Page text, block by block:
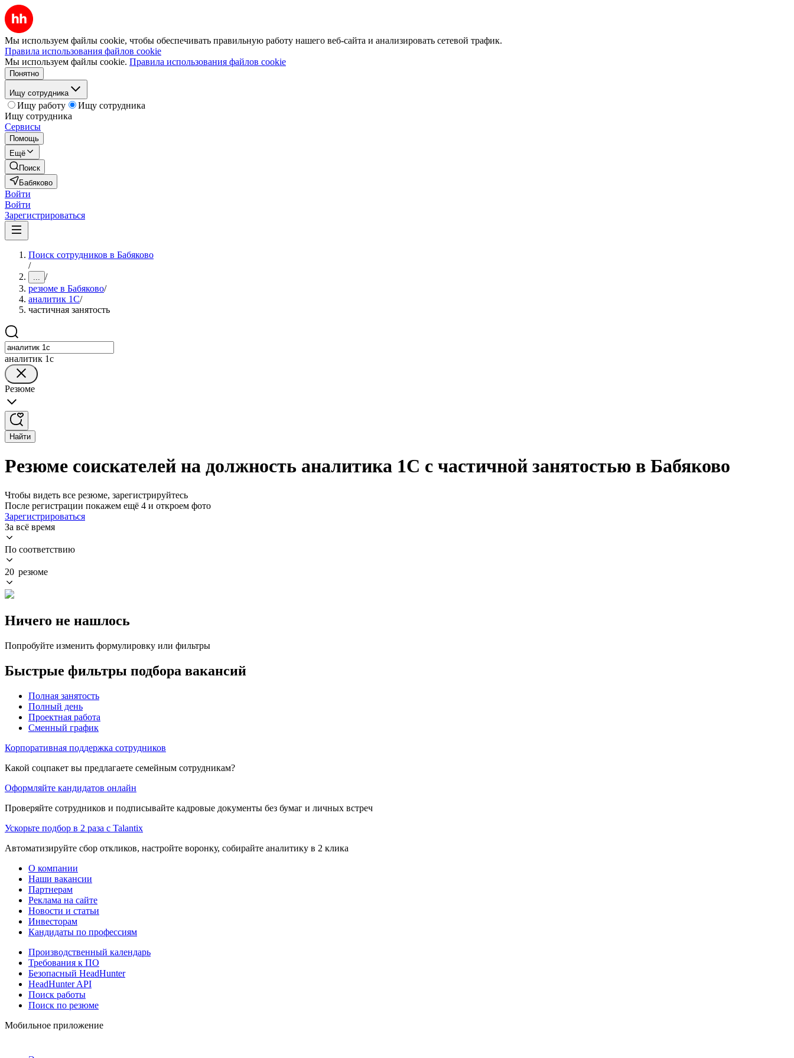
Мы используем файлы cookie, чтобы обеспечивать правильную работу нашего веб-сайта и анализировать сетевой трафик.
Правила использования файлов cookie
Мы используем файлы cookie. Правила использования файлов cookie
Понятно
Ищу сотрудника
Ищу работу
Ищу сотрудника
Ищу сотрудника
Сервисы
Помощь
Ещё
Поиск
Бабяково
Войти
Войти
Зарегистрироваться
Поиск сотрудников в Бабяково
/
... /
резюме в Бабяково/
аналитик 1C/
частичная занятость
аналитик 1c
Резюме
Найти
Резюме соискателей на должность аналитика 1C с частичной занятостью в Бабяково
Чтобы видеть все резюме, зарегистрируйтесь
После регистрации покажем ещё 4 и откроем фото
Зарегистрироваться
За всё время
По соответствию
20 резюме
Ничего не нашлось
Попробуйте изменить формулировку или фильтры
Быстрые фильтры подбора вакансий
Полная занятость
Полный день
Проектная работа
Сменный график
Корпоративная поддержка сотрудников
Какой соцпакет вы предлагаете семейным сотрудникам?
Оформляйте кандидатов онлайн
Проверяйте сотрудников и подписывайте кадровые документы без бумаг и личных встреч
Ускорьте подбор в 2 раза с Talantix
Автоматизируйте сбор откликов, настройте воронку, собирайте аналитику в 2 клика
О компании
Наши вакансии
Партнерам
Реклама на сайте
Новости и статьи
Инвесторам
Кандидаты по профессиям
Производственный календарь
Требования к ПО
Безопасный HeadHunter
HeadHunter API
Поиск работы
Поиск по резюме
Мобильное приложение